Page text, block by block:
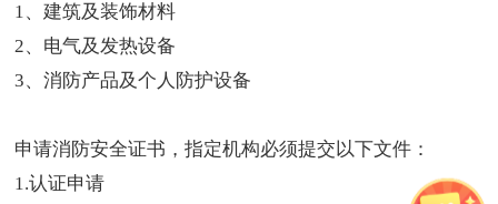
1、建筑及装饰材料
2、电气及发热设备
3、消防产品及个人防护设备
申请消防安全证书，指定机构必须提交以下文件：
1.认证申请